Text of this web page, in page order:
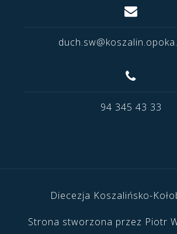
94 345 43 33
Diecezja Koszalińsko-
Strona stworzona przez Piotr